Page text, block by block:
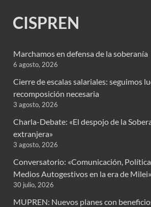
CISPREN
Marchamos en defensa de la soberanía
6 agosto, 2026
Cierre de escalas salariales: seguimos
recomposición necesaria
3 agosto, 2026
Charla-Debate: «El despojo de la
extranjera»
3 agosto, 2026
Conversatorio: «Comunicación,
Medios Autogestivos en la era de Milei»
30 julio, 2026
MUPREN: Nuevos planes con